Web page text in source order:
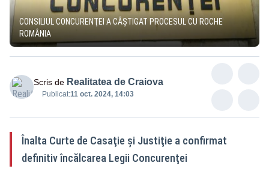
CONSILIUL CONCURENŢEI A CÂŞTIGAT PROCESUL CU ROCHE
ROMÂNIA
Scris de Realitatea de Craiova
Publicat:11 oct. 2024, 14:03
Înalta Curte de Casaţie şi Justiţie a confirmat
definitiv încălcarea Legii Concurenţei